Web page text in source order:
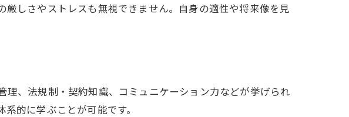
と現場の実態
べき点
を解説
しさやストレスも無視できません。自身の適性や将来像を見
、法規制・契約知識、コミュニケーション力などが挙げられ
的に学ぶことが可能です。